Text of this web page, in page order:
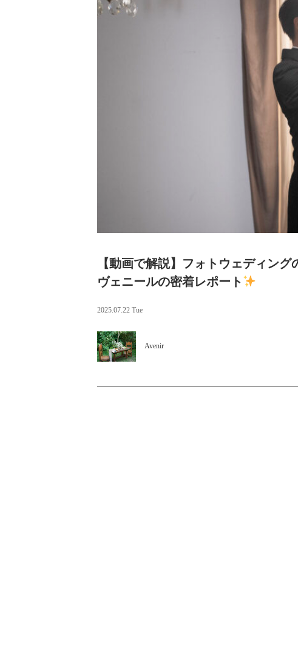
【動画で解説】フォトウェディン
ヴェニールの密着レポート
2025.07.22 Tue
Avenir